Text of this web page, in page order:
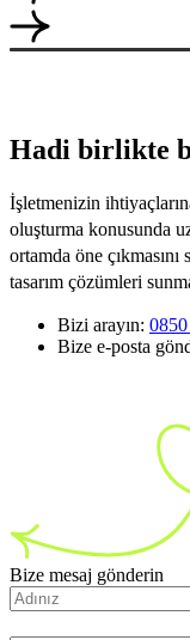
Hadi birlikte
İşletmenizin
oluşturma konusunda
ortamda öne
tasarım çözümleri
Bizi arayın:
Bize e-posta
Bize mesaj gönderin